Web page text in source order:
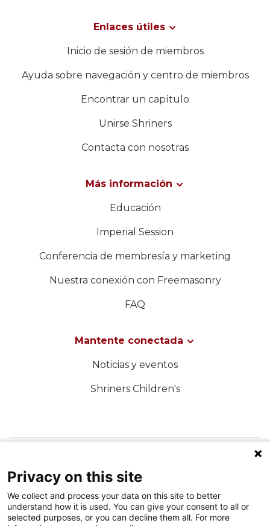
Enlaces útiles
Inicio de sesión de miembros
Ayuda sobre navegación y centro de miembros
Encontrar un capítulo
Unirse Shriners
Contacta con nosotras
Más información
Educación
Imperial Session
Conferencia de membresía y marketing
Nuestra conexión con Freemasonry
FAQ
Mantente conectada
Noticias y eventos
Shriners Children's
Privacy on this site
We collect and process your data on this site to better
understand how it is used. You can give your consent to all or
selected purposes, or you can decline them all. For more